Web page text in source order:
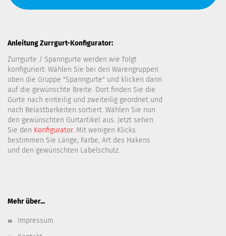
Anleitung Zurrgurt-Konfigurator:
Zurrgurte / Spanngurte werden wie folgt
konfiguriert: Wählen Sie bei den Warengruppen
oben die Gruppe "Spanngurte" und klicken dann
auf die gewünschte Breite. Dort finden Sie die
Gurte nach einteilig und zweiteilig geordnet und
nach Belastbarkeiten sortiert. Wählen Sie nun
den gewünschten Gurtartikel aus. Jetzt sehen
Sie den Konfigurator. Mit wenigen Klicks
bestimmen Sie Länge, Farbe, Art des Hakens
und den gewünschten Labelschutz.
Mehr über...
Impressum